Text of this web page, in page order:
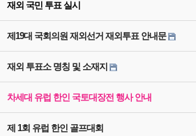
재외 국민 투표 실시
제19대 국회의원 재외선거 재외투표 안내문
재외 투표소 명칭 및 소재지
차세대 유럽 한인 국토대장전 행사 안내
제 1회 유럽 한인 골프대회